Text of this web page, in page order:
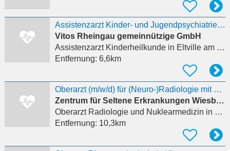
Assistenzarzt Kinder- und Jugendpsychiatrie (m/w/d)
Vitos Rheingau gemeinnützige GmbH
Assistenzarzt Kinderheilkundein Eltville am Rhein, Erbach
Entfernung: 6,6km
Oberarzt (m/w/d) für (Neuro-)Radiologie mit Neurointerventionserfahrung
Zentrum für Seltene Erkrankungen Wiesbaden - Prof. Dr. med. Markus Knuf
Oberarzt Radiologie und Nuklearmedizin in Wiesbaden, Dotzheim
Entfernung: 10,3km